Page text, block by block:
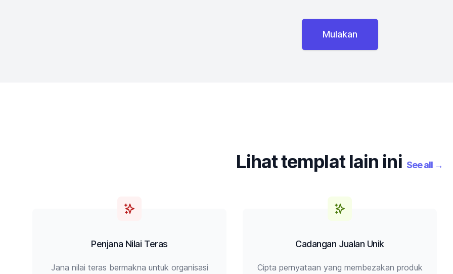
Mulakan
Lihat templat lain ini See all →
Penjana Nilai Teras
Jana nilai teras bermakna untuk organisasi
Cadangan Jualan Unik
Cipta pernyataan yang membezakan produk